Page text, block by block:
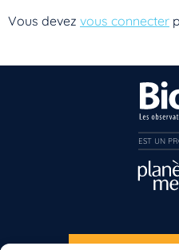
Vous devez vous connecter
Vous n’êtes pas
Inscrivez-vous